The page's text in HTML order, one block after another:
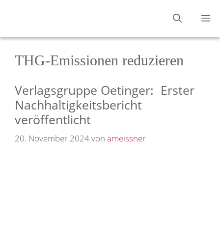
THG-Emissionen reduzieren
Verlagsgruppe Oetinger: Erster
Nachhaltigkeitsbericht
veröffentlicht
20. November 2024von ameissner